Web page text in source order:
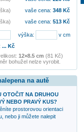
vaše cena: 348Kč
vaše cena: 513Kč
výška:
v cm
...Kč
12×8.5 cm (81 Kč)
bohužel nelze vyrobit.
na autě
OTOČIT NA DRUHOU
NEBO PRAVÝ KUS?
prostorovou orientaci
nebo ji můžete nalepit